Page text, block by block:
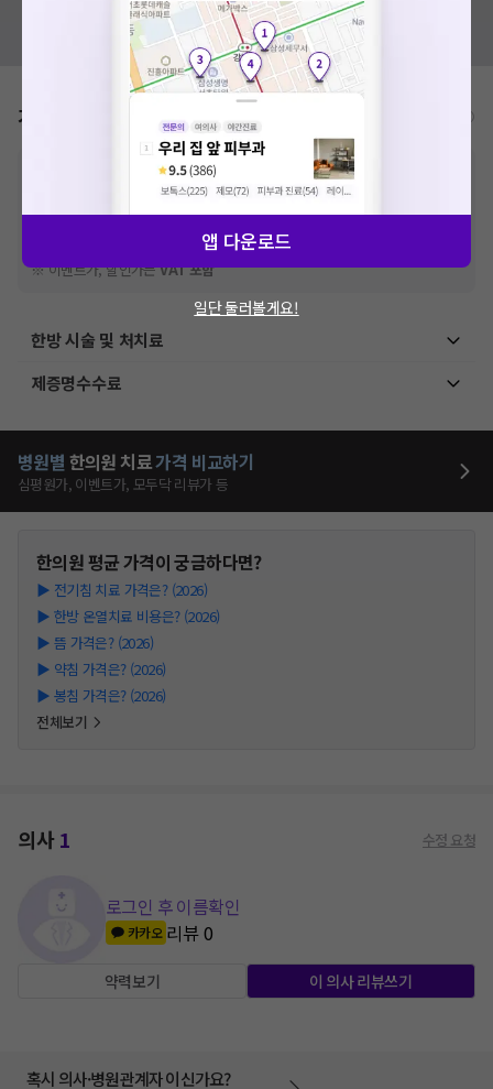
혹시 잘못된 병원정보가 있나요?
모두닥 팀에 알려주세요!
가격표
비급여 항목의 경우,추가비용 등으로 실제 가격과 상이할 수 있으니, 정확
한 가격은 해당 의료기관에 직접 문의해주세요.
※급여 항목의 경우,건강보험심사평가원에 고지되어 있는 급여 진료 기준 가
격입니다. (진료와 연관된 복합적인 비용이 추가되어, 병원마다 금액이 다르게
산정될 수 있는 점 참고 바랍니다.)
※ 이벤트가, 할인가는VAT 포함
한방 시술 및 처치료
제증명수수료
병원별 한의원 치료가격 비교하기
심평원가, 이벤트가, 모두닥 리뷰가 등
한의원평균 가격이 궁금하다면?
▶ 전기침 치료 가격은? (2026)
▶ 한방 온열치료 비용은? (2026)
▶ 뜸 가격은? (2026)
▶ 약침 가격은? (2026)
▶ 봉침 가격은? (2026)
전체보기
의사1 수정 요청
로그인 후 이름확인
카카오 리뷰0
약력보기 이 의사 리뷰쓰기
혹시 의사·병원관계자 이신가요?
앱 다운로드
일단 둘러볼게요!